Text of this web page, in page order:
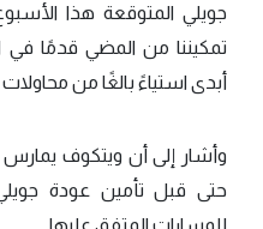
جويلي المتوقعة هذا
تمكيننا من المضي قدمًا في
أبدى استياءً بالغًا من
وأشار إلى أن ويتكوف
حتى قبل تأمين عودة
للمسارات المتفق عليها.